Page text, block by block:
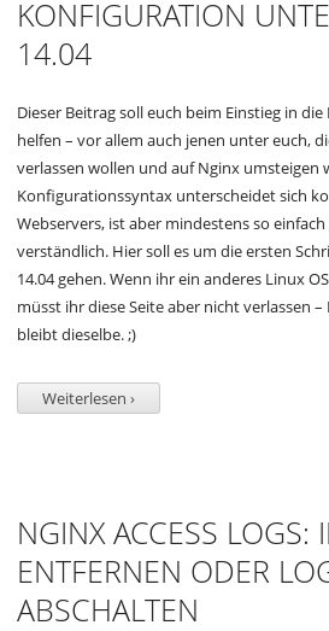
KONFIGURATION
14.04
Dieser Beitrag soll euch beim Einstieg in
helfen – vor allem auch jenen unter euch,
verlassen wollen und auf Nginx umsteigen
Konfigurationssyntax unterscheidet sich
Webservers, ist aber mindestens so
verständlich. Hier soll es um die ersten
14.04 gehen. Wenn ihr ein anderes Linux
müsst ihr diese Seite aber nicht verlassen
bleibt dieselbe. ;)
Weiterlesen ›
NGINX ACCESS LOGS:
ENTFERNEN ODER
ABSCHALTEN